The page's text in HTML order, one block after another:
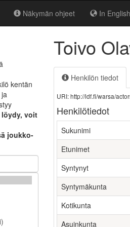
Näkymän ohjeet In English
kentän
voit
joukko-
Toivo
Henkilön tiedot
URI: http://ldf.fi/warsa/
Henkilötiedot
Sukunimi
Etunimet
Syntynyt
Syntymäkunta
Kotikunta
Asuinkunta